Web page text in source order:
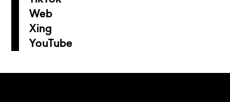
Web
Xing
YouTube